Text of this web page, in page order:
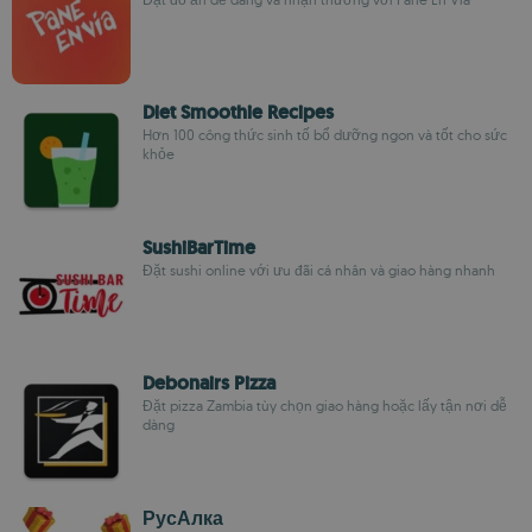
Diet Smoothie Recipes
Hơn 100 công thức sinh tố bổ dưỡng ngon và tốt cho sức
khỏe
SushiBarTime
Đặt sushi online với ưu đãi cá nhân và giao hàng nhanh
Debonairs Pizza
Đặt pizza Zambia tùy chọn giao hàng hoặc lấy tận nơi dễ
dàng
РусАлка